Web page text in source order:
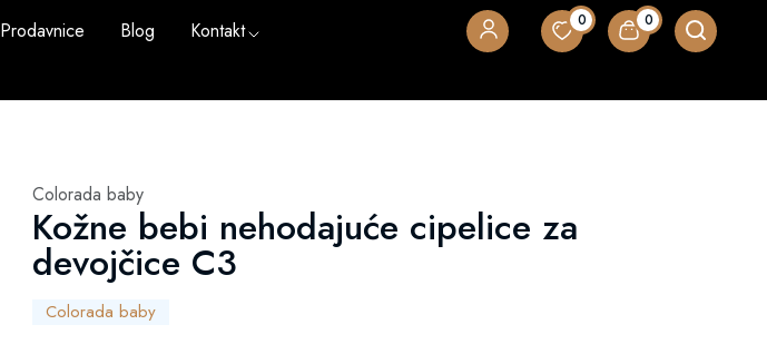
Prodavnice Blog Kontakt 0 0
Colorada baby
Kožne bebi nehodajuće cipelice za
devojčice C3
Colorada baby